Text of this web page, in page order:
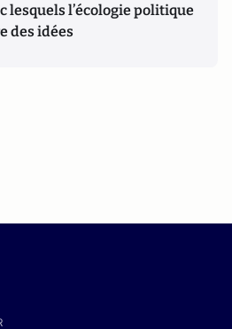
lesquels l’écologie politique
des idées